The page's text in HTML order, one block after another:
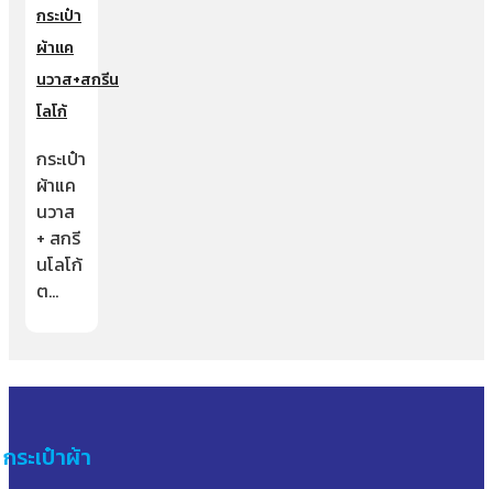
กระเป๋า
ผ้าแค
นวาส+สกรีน
โลโก้
กระเป๋า
ผ้าแค
นวาส
+ สกรี
นโลโก้
ต…
กระเป๋าผ้า